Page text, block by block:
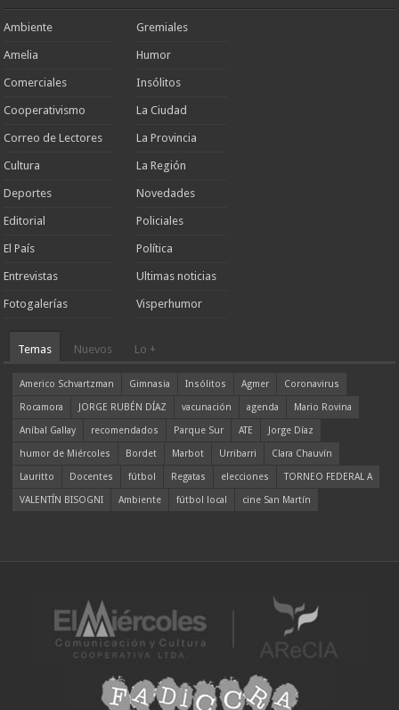
Ambiente
Amelia
Comerciales
Cooperativismo
Correo de Lectores
Cultura
Deportes
Editorial
El País
Entrevistas
Fotogalerías
Gremiales
Humor
Insólitos
La Ciudad
La Provincia
La Región
Novedades
Policiales
Política
Ultimas noticias
Visperhumor
Temas Nuevos Lo +
Americo Schvartzman Gimnasia Insólitos Agmer
Coronavirus
Rocamora
JORGE RUBÉN DÍAZ vacunación agenda
Mario Rovina
Aníbal Gallay
recomendados Parque Sur ATE
Jorge Díaz
humor de Miércoles
Bordet Marbot Urribarri
Clara Chauvín
Lauritto
Docentes fútbol Regatas elecciones
TORNEO FEDERAL A
VALENTÍN BISOGNI
Ambiente fútbol local cine San Martín